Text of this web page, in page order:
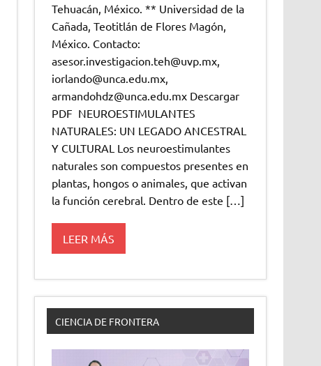
Tehuacán, México. ** Universidad de la
Cañada, Teotitlán de Flores Magón,
México. Contacto:
asesor.investigacion.teh@uvp.mx,
iorlando@unca.edu.mx,
armandohdz@unca.edu.mx Descargar
PDF NEUROESTIMULANTES
NATURALES: UN LEGADO ANCESTRAL
Y CULTURAL Los neuroestimulantes
naturales son compuestos presentes en
plantas, hongos o animales, que activan
la función cerebral. Dentro de este […]
LEER MÁS
CIENCIA DE FRONTERA